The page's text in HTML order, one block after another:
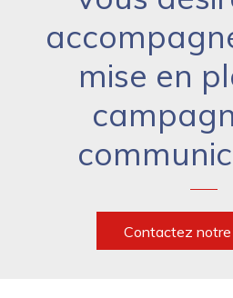
mise en
Contactez notre